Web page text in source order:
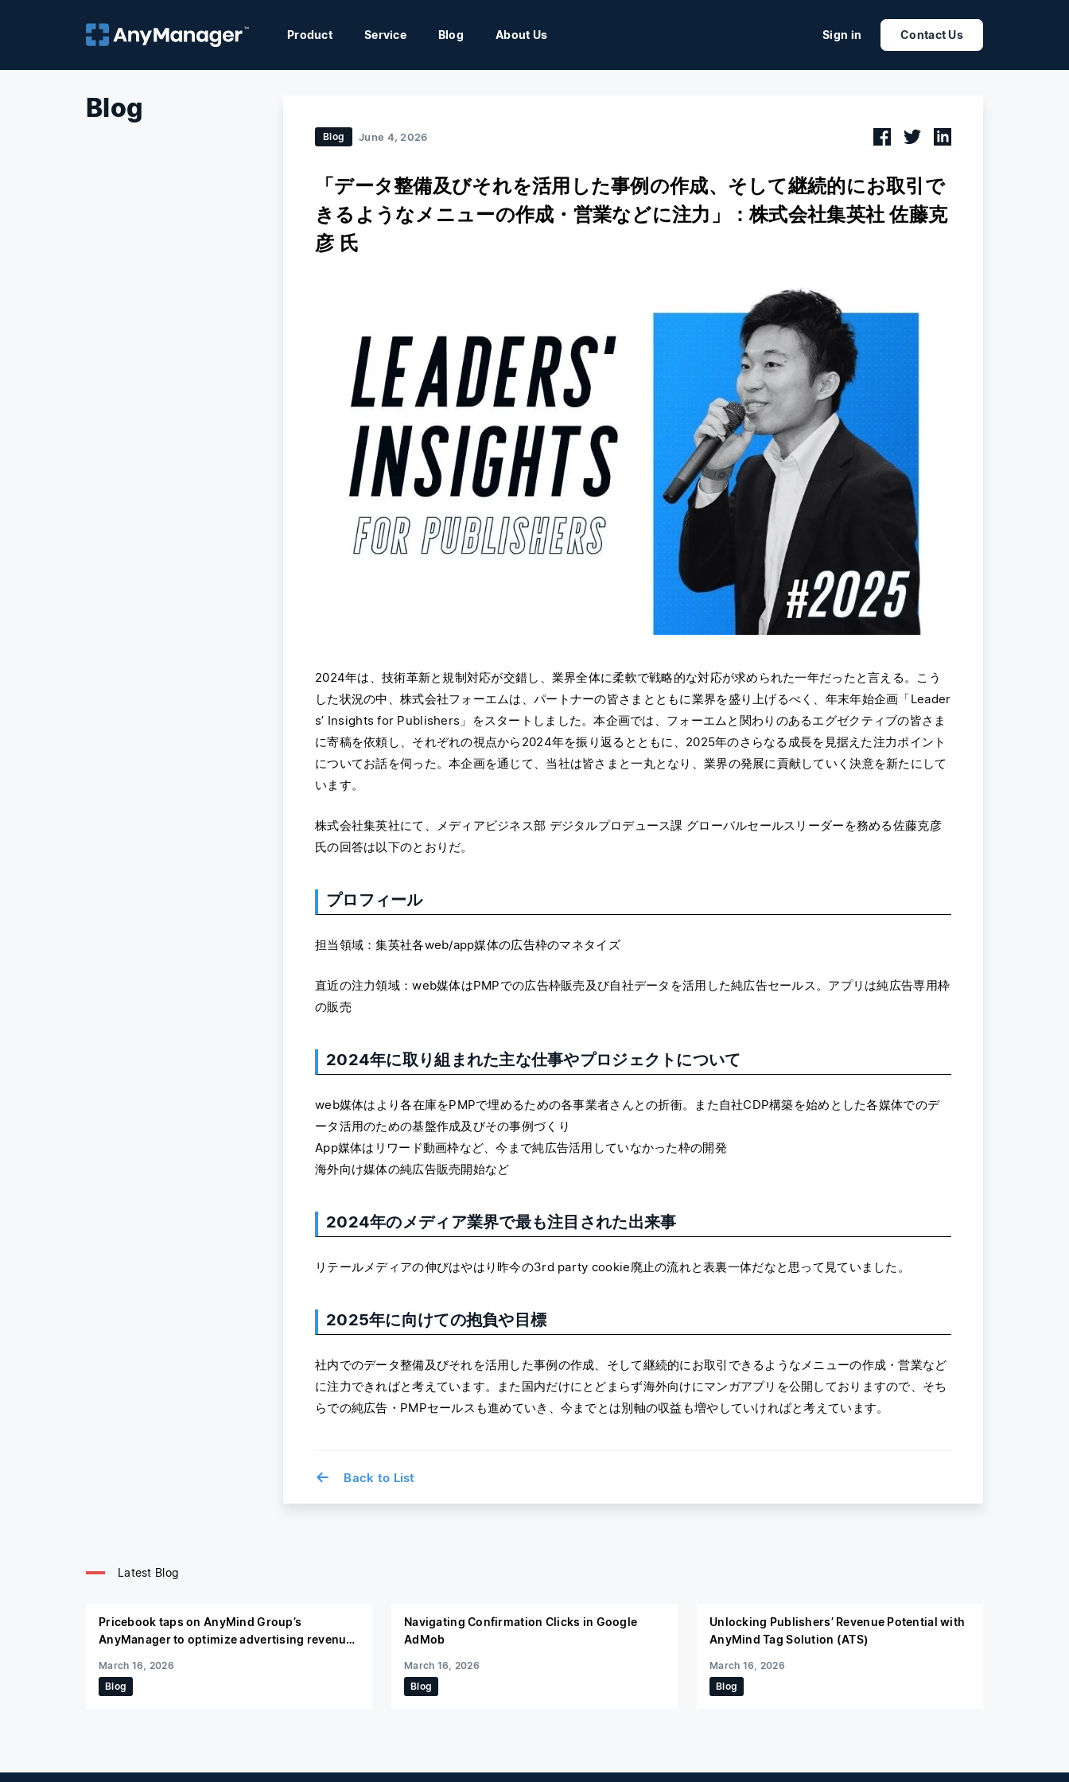
Product Service Blog About Us Sign in Contact Us
Blog
Blog June 4, 2026
「データ整備及びそれを活用した事例の作成、そして継続的にお取引で
きるようなメニューの作成・営業などに注力」：株式会社集英社 佐藤克
彦 氏
2024年は、技術革新と規制対応が交錯し、業界全体に柔軟で戦略的な対応が求められた一年だったと言える。こう
した状況の中、株式会社フォーエムは、パートナーの皆さまとともに業界を盛り上げるべく、年末年始企画「Leader
s’ Insights for Publishers」をスタートしました。本企画では、フォーエムと関わりのあるエグゼクティブの皆さま
に寄稿を依頼し、それぞれの視点から2024年を振り返るとともに、2025年のさらなる成長を見据えた注力ポイント
についてお話を伺った。本企画を通じて、当社は皆さまと一丸となり、業界の発展に貢献していく決意を新たにして
います。
株式会社集英社にて、メディアビジネス部 デジタルプロデュース課 グローバルセールスリーダーを務める佐藤克彦
氏の回答は以下のとおりだ。
プロフィール
担当領域：集英社各web/app媒体の広告枠のマネタイズ
直近の注力領域：web媒体はPMPでの広告枠販売及び自社データを活用した純広告セールス。アプリは純広告専用枠
の販売
2024年に取り組まれた主な仕事やプロジェクトについて
web媒体はより各在庫をPMPで埋めるための各事業者さんとの折衝。また自社CDP構築を始めとした各媒体でのデ
ータ活用のための基盤作成及びその事例づくり
App媒体はリワード動画枠など、今まで純広告活用していなかった枠の開発
海外向け媒体の純広告販売開始など
2024年のメディア業界で最も注目された出来事
リテールメディアの伸びはやはり昨今の3rd party cookie廃止の流れと表裏一体だなと思って見ていました。
2025年に向けての抱負や目標
社内でのデータ整備及びそれを活用した事例の作成、そして継続的にお取引できるようなメニューの作成・営業など
に注力できればと考えています。また国内だけにとどまらず海外向けにマンガアプリを公開しておりますので、そち
らでの純広告・PMPセールスも進めていき、今までとは別軸の収益も増やしていければと考えています。
← Back to List
Latest Blog
Pricebook taps on AnyMind Group’s
AnyManager to optimize advertising revenue
Blog
March 16, 2026
Navigating Confirmation Clicks in Google
AdMob
Blog
March 16, 2026
Unlocking Publishers’ Revenue Potential with
AnyMind Tag Solution (ATS)
Blog
March 16, 2026